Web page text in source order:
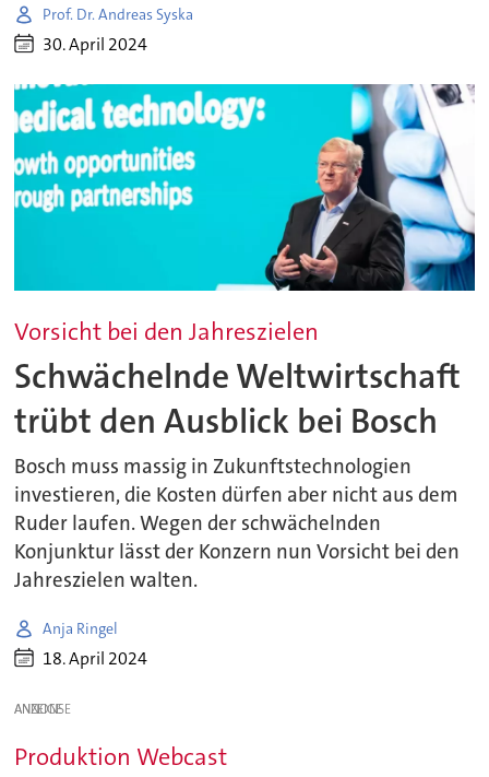
Prof. Dr. Andreas Syska
30. April 2024
Vorsicht bei den Jahreszielen
Schwächelnde Weltwirtschaft
trübt den Ausblick bei Bosch
Bosch muss massig in Zukunftstechnologien
investieren, die Kosten dürfen aber nicht aus dem
Ruder laufen. Wegen der schwächelnden
Konjunktur lässt der Konzern nun Vorsicht bei den
Jahreszielen walten.
Anja Ringel
18. April 2024
ANZEIGE
Produktion Webcast